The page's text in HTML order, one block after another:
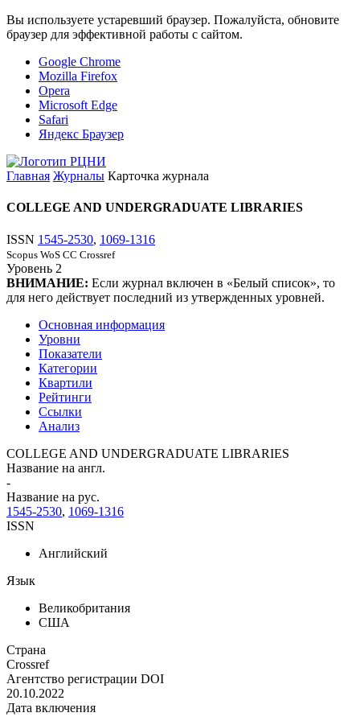
Вы используете устаревший браузер. Пожалуйста, обновите
браузер для эффективной работы с сайтом.
Google Chrome
Mozilla Firefox
Opera
Microsoft Edge
Safari
Яндекс Браузер
Главная Журналы Карточка журнала
COLLEGE AND UNDERGRADUATE LIBRARIES
ISSN 1545-2530, 1069-1316
Scopus WoS CC Crossref
Уровень 2
ВНИМАНИЕ: Если журнал включен в «Белый список», то
для него действует последний из утвержденных уровней.
Основная информация
Уровни
Показатели
Категории
Квартили
Рейтинги
Ссылки
Анализ
COLLEGE AND UNDERGRADUATE LIBRARIES
Название на англ.
-
Название на рус.
1545-2530, 1069-1316
ISSN
Английский
Язык
Великобритания
США
Страна
Crossref
Агентство регистрации DOI
20.10.2022
Дата включения